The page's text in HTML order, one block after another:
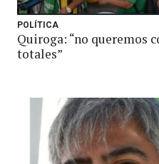
POLÍTICA
Quiroga: “no queremos
totales”